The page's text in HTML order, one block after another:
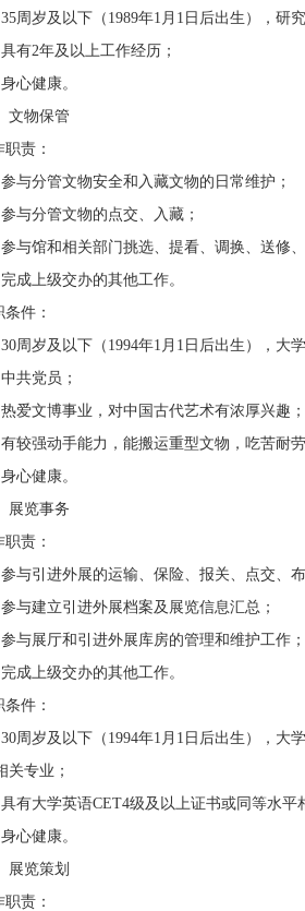
岁及以下（1989年1月1日后出生），研
2年及以上工作经历；
健康。
物保管
责：
分管文物安全和入藏文物的日常维护；
分管文物的点交、入藏；
馆和相关部门挑选、提看、调换、送修
上级交办的其他工作。
件：
岁及以下（1994年1月1日后出生），大
党员；
文博事业，对中国古代艺术有浓厚兴趣；
强动手能力，能搬运重型文物，吃苦耐劳
健康。
览事务
责：
引进外展的运输、保险、报关、点交、布
建立引进外展档案及展览信息汇总；
展厅和引进外展库房的管理和维护工作；
上级交办的其他工作。
件：
岁及以下（1994年1月1日后出生），大
关专业；
大学英语CET4级及以上证书或同等水平
健康。
览策划
责：